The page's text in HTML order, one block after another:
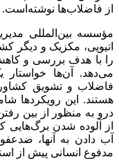
از فاضلاب‌ها نوشته‌است.
مؤسسه بین‌المللی
اتیوپی، مکزیک و دیگر
را با هدف بررسی و
می‌دهد. آن‌ها خواستار
فاضلاب و تشویق
هستند. این رویکردها
درو به منظور از بین
از آلوده شدن
آب دادن به آنها،
مدفوع انسانی پیش از